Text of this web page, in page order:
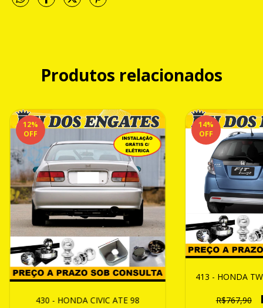
Produtos relacionados
12%
OFF
430 - HONDA CIVIC ATE 98
14%
OFF
413 - HONDA
R$767,90